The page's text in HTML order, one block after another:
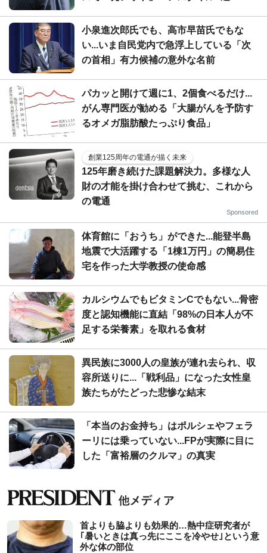
小泉進次郎氏でも、高市早苗氏でもな
い...いま自民党内で急浮上している「次
の首相」有力候補の意外な名前
パカッと開けて週に1、2個食べるだけ...
がん専門医が勧める「大腸がんを予防す
るオメガ脂肪酸たっぷり食品」
創業125周年の電通が描く未来
125年磨き続けた課題解決力。多様な人
財の才能を掛け合わせて挑む、これから
の電通
Sponsored
体育館に「おうち」ができた...能登半島
地震で大活躍する「1棟1万円」の簡易住
宅を作った大学教授の使命感
カルシウムでもビタミンCでもない...骨密
度と認知機能に直結「98%の日本人が不
足する栄養素」を取れる食材
異民族に3000人の皇族が連れ去られ、収
容所送りに...「戦利品」になった女性皇
族たちがたどった悲惨な結末
「本当のお金持ち」はポルシェやフェラ
ーリには乗っていない...FPが実際に目に
した「富裕層のクルマ」の真実
首よりも脇よりも効果的…熱中症研究者が
｢暑いときは真っ先にここを冷やせ｣という意
外な体の部位